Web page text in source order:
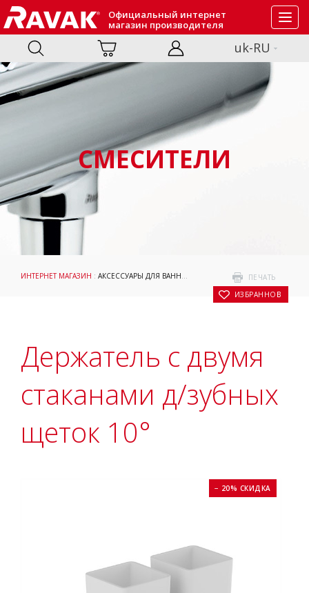
Официальный интернет
магазин производителя
uk-RU
СМЕСИТЕЛИ
ПЕЧАТЬ
В ИЗБРАННОЕ
ИНТЕРНЕТ МАГАЗИН : АКСЕССУАРЫ ДЛЯ ВАННОЙ КОМНАТЫ : : ДЕРЖАТЕЛЬ С
Держатель с двумя
стаканами д/зубных
щеток 10°
− 20% СКИДКА